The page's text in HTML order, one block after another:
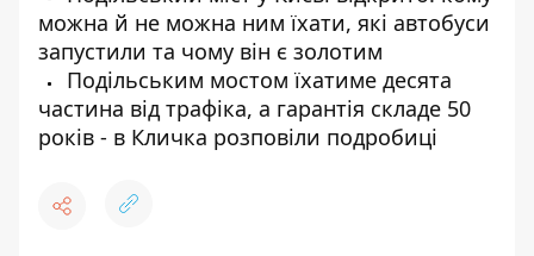
можна й не можна ним їхати, які автобуси
запустили та чому він є золотим
Подільським мостом їхатиме десята
частина від трафіка, а гарантія складе 50
років - в Кличка розповіли подробиці